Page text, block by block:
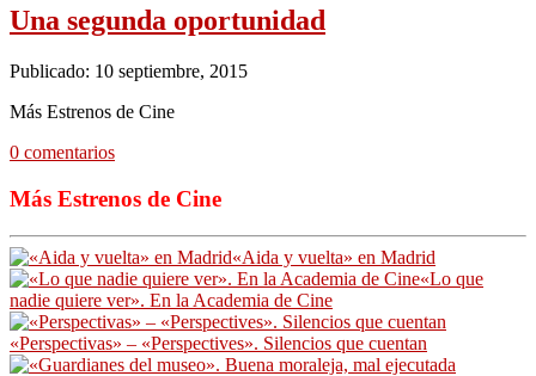
Una segunda oportunidad
Publicado: 10 septiembre, 2015
Más Estrenos de Cine
0 comentarios
Más Estrenos de Cine
«Aida y vuelta» en Madrid
«Lo que
nadie quiere ver». En la Academia de Cine
«Perspectivas» – «Perspectives». Silencios que cuentan